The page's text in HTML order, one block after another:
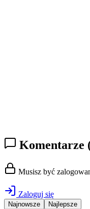
Komentarze
Musisz być
Zaloguj się
Najnowsze Najlepsze